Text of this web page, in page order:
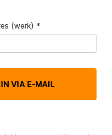
(werk) *
e
VIA E-MAIL